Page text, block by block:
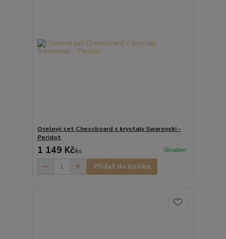
Ocelový set Chessboard s krystaly Swarovski -
Peridot
1 149 Kč/ks Skladem
Přidat do košíku